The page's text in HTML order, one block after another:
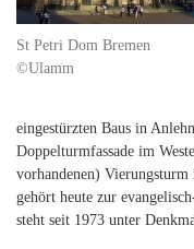
St Petri Dom Bremen
©Ulamm
eingestürzten Baus in
Doppelturmfassade im
vorhandenen) Vierungsturm
gehört heute zur
steht seit 1973 unter